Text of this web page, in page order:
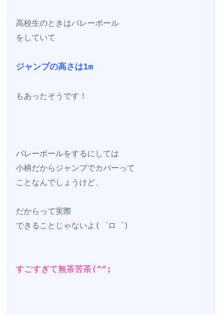
高校生のときはバレーボール
をしていて
ジャンプの高さは1m
もあったそうです！
バレーボールをするにしては
小柄だからジャンプでカバーって
ことなんでしょうけど、
だからって実際
できることじゃないよ(゜ロ゜)
すごすぎて無茶苦茶(^^;